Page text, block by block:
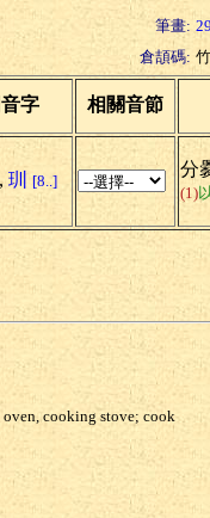
筆畫:
倉頡碼:
音字 相關音節
, 玔 [8..]
分
(1)
oven, cooking stove; cook